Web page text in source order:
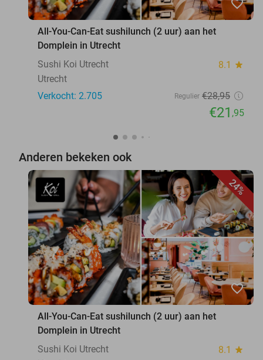
favorite_border
All-You-Can-Eat sushilunch (2 uur) aan het
Domplein in Utrecht
Sushi Koi Utrecht
8.1 star
Utrecht
Verkocht: 2.705
Regulier €28,95
€21 ,95
Anderen bekeken ook
24%
favorite_border
All-You-Can-Eat sushilunch (2 uur) aan het
Domplein in Utrecht
Sushi Koi Utrecht
8.1 star